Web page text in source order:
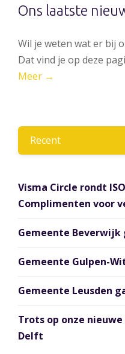
Ons laatste
Wil je weten wat er bij
Dat vind je op deze
Meer →
Recent
Visma Circle rondt
Complimenten voor
Gemeente Beverwijk
Gemeente Gulpen-
Gemeente Leusden
Trots op onze
Delft